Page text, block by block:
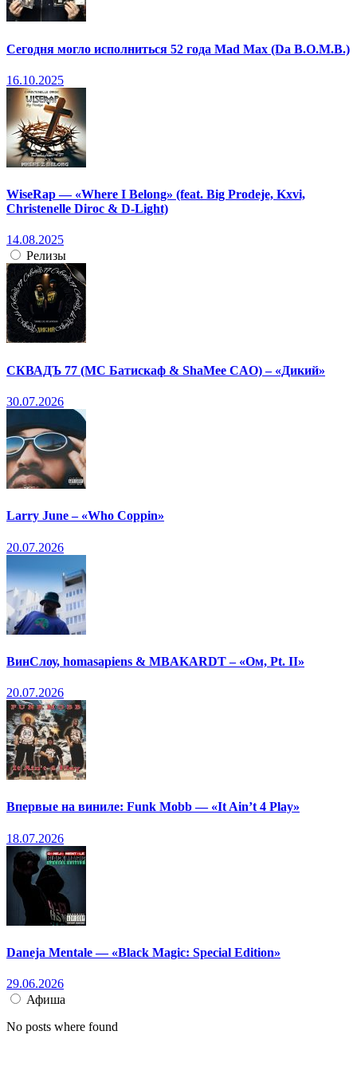
Сегодня могло исполниться 52 года Mad Max (Da B.O.M.B.)
16.10.2025
WiseRap — «Where I Belong» (feat. Big Prodeje, Kxvi,
Christenelle Diroc & D-Light)
14.08.2025
Релизы
СКВАДЪ 77 (МС Батискаф & ShaMee CAO) – «Дикий»
30.07.2026
Larry June – «Who Coppin»
20.07.2026
ВинСлоу, homasapiens & MBAKARDT – «Ом, Pt. II»
20.07.2026
Впервые на виниле: Funk Mobb — «It Ain’t 4 Play»
18.07.2026
Daneja Mentale — «Black Magic: Special Edition»
29.06.2026
Афиша
No posts where found